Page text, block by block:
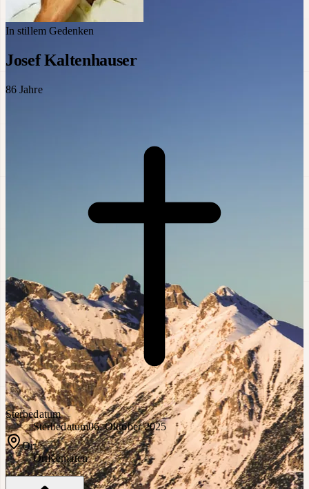
In stillem Gedenken
Josef Kaltenhauser
86 Jahre
Sterbedatum
Sterbedatum06. Oktober 2025
Ort
OrtKematen